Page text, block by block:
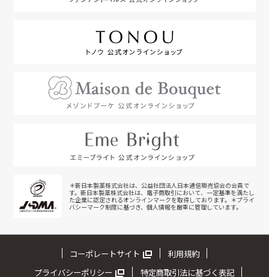
＊新日本製薬株式会社は、公益社団法人日本通信販売協会の会員で
す。新日本製薬株式会社は、電子商取引において、一定基準を満たし
た企業に認定されるオンラインマークを取得しております。＊プライ
バシーマーク制度に基づき、個人情報を厳重に管理しています。
コーポレートサイト
利用規約
プライバシーポリシー
特定商取引法に基づく表記